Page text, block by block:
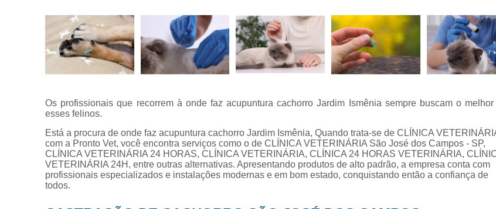
Vacina para
animais
Veterinários 24
horas
Exame de Eletrocardiograma em
Exame de Eletrocardiograma
Exame de Eletrocardiograma para
Exame de
Exame de
Exame de
Exame de Eletrocardiograma
Exame de Raio X do Tórax
Exame de Raio X para
Os profissionais que recorrem à onde faz acupuntura cachorro Jardim Ismênia sempre buscam o melhor
esses felinos.
Está a procura de onde faz acupuntura cachorro Jardim Ismênia, Quando trata-se de CLÍNICA
com a Pronto Vet, você encontra serviços como o de CLÍNICA VETERINÁRIA São José dos Campos - SP,
CLÍNICA VETERINÁRIA 24 HORAS, CLÍNICA VETERINÁRIA, CLÍNICA 24 HORAS VETERINÁRIA,
VETERINÁRIA 24H, entre outras alternativas. Apresentando produtos de alto padrão, a empresa conta com
profissionais especializados e instalações modernas e em bom estado, conquistando então a confiança de
todos.